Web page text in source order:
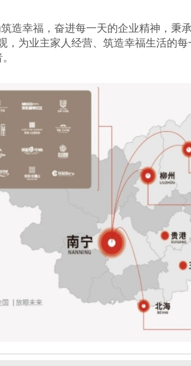
造幸福，奋进每一天的企业精神，秉
，为业主家人经营、筑造幸福生活的